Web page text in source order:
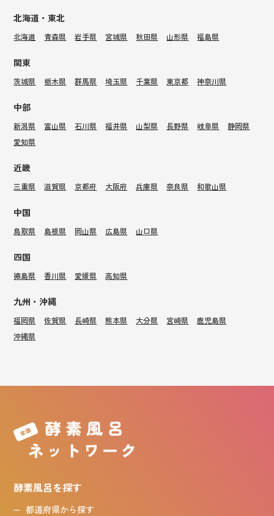
北海道・東北
北海道 青森県 岩手県 宮城県 秋田県 山形県 福島県
関東
茨城県 栃木県 群馬県 埼玉県 千葉県 東京都 神奈川県
中部
新潟県 富山県 石川県 福井県 山梨県 長野県 岐阜県
静岡県
愛知県
近畿
三重県 滋賀県 京都府 大阪府 兵庫県 奈良県 和歌山県
中国
鳥取県 島根県 岡山県 広島県 山口県
四国
徳島県 香川県 愛媛県 高知県
九州・沖縄
福岡県 佐賀県 長崎県 熊本県 大分県 宮崎県
鹿児島県
沖縄県
酵素風呂を探す
都道府県から探す